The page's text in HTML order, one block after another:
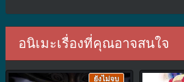
อนิเมะเรื่องที่คุณอาจสนใจ
ยังไม่จบ